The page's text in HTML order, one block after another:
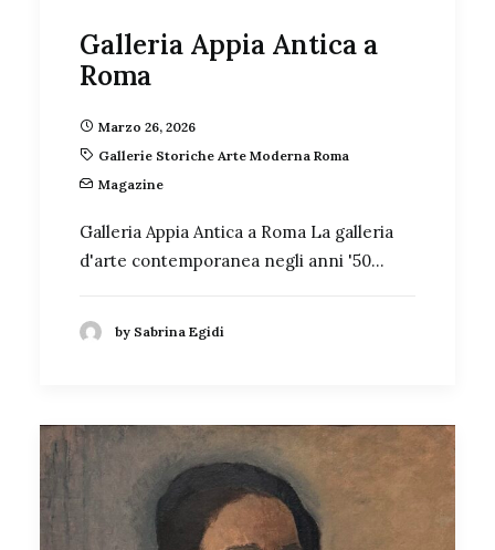
Galleria Appia Antica a
Roma
Marzo 26, 2026
Gallerie Storiche Arte Moderna Roma
Magazine
Galleria Appia Antica a Roma La galleria
d'arte contemporanea negli anni '50…
by Sabrina Egidi